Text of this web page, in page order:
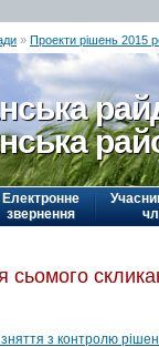
» Проекти рішень 2015
Електронне
звернення
сьомого
з контролю